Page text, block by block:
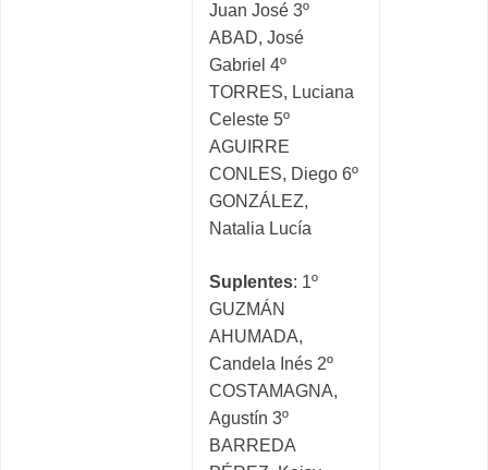
Juan José 3º
ABAD, José
Gabriel 4º
TORRES, Luciana
Celeste 5º
AGUIRRE
CONLES, Diego 6º
GONZÁLEZ,
Natalia Lucía
Suplentes: 1º
GUZMÁN
AHUMADA,
Candela Inés 2º
COSTAMAGNA,
Agustín 3º
BARREDA